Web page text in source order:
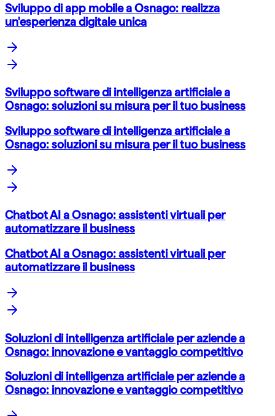
Sviluppo di app mobile a Osnago: realizza
un'esperienza digitale unica
Sviluppo software di intelligenza artificiale a
Osnago: soluzioni su misura per il tuo business
Sviluppo software di intelligenza artificiale a
Osnago: soluzioni su misura per il tuo business
Chatbot AI a Osnago: assistenti virtuali per
automatizzare il business
Chatbot AI a Osnago: assistenti virtuali per
automatizzare il business
Soluzioni di intelligenza artificiale per aziende a
Osnago: innovazione e vantaggio competitivo
Soluzioni di intelligenza artificiale per aziende a
Osnago: innovazione e vantaggio competitivo